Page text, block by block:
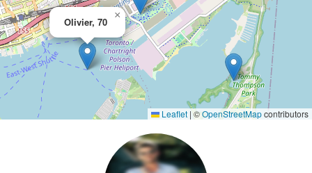
Olivier, 70
×
Leaflet | ©OpenStreetMapcontributors